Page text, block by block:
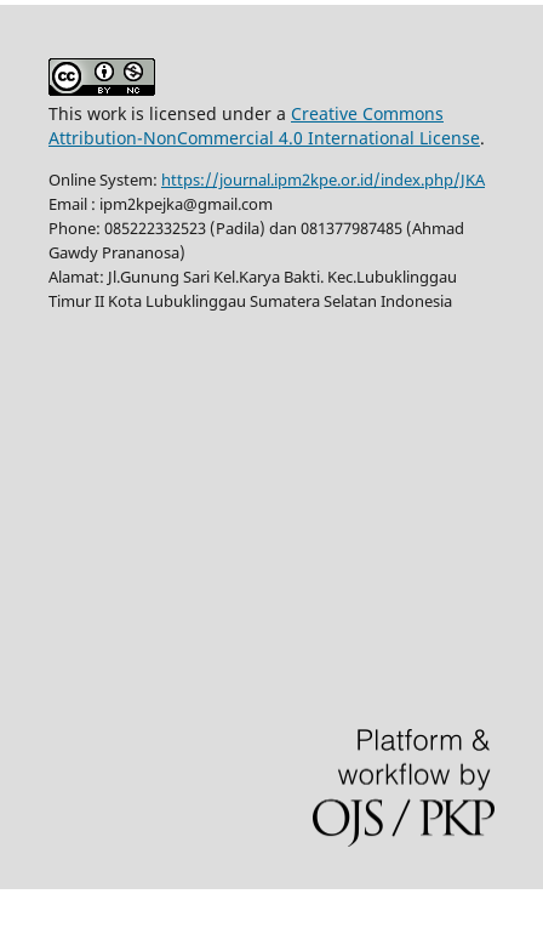
This work is licensed under a Creative Commons
Attribution-NonCommercial 4.0 International License.
Online System: https://journal.ipm2kpe.or.id/index.php/JKA
Email : ipm2kpejka@gmail.com
Phone: 085222332523 (Padila) dan 081377987485 (Ahmad
Gawdy Prananosa)
Alamat: Jl.Gunung Sari Kel.Karya Bakti. Kec.Lubuklinggau
Timur II Kota Lubuklinggau Sumatera Selatan Indonesia